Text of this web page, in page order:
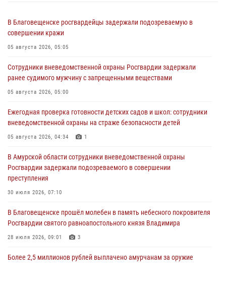
В Благовещенске росгвардейцы задержали подозреваемую в
совершении кражи
05 августа 2026, 05:05
Сотрудники вневедомственной охраны Росгвардии задержали
ранее судимого мужчину с запрещенными веществами
05 августа 2026, 05:00
Ежегодная проверка готовности детских садов и школ: сотрудники
вневедомственной охраны на страже безопасности детей
05 августа 2026, 04:34 1
В Амурской области сотрудники вневедомственной охраны
Росгвардии задержали подозреваемого в совершении
преступления
30 июля 2026, 07:10
В Благовещенске прошёл молебен в память небесного покровителя
Росгвардии святого равноапостольного князя Владимира
28 июля 2026, 09:01 3
Более 2,5 миллионов рублей выплачено амурчанам за оружие